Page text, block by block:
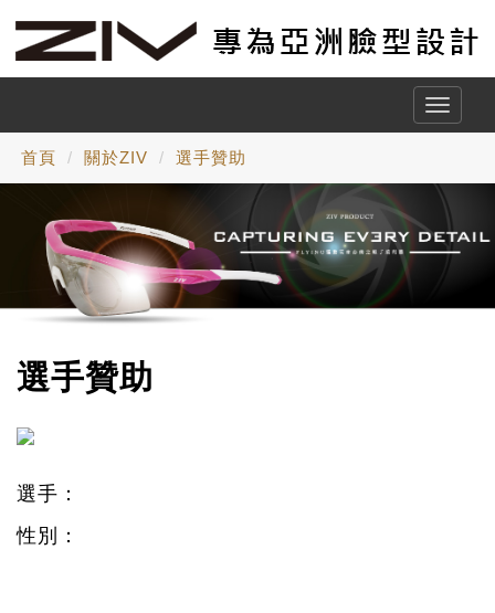
Toggle
首頁 關於ZIV 選手贊助
選手贊助
選手：
性別：